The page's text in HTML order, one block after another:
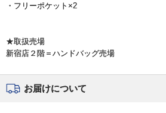
・フリーポケット×2
★取扱売場
新宿店２階＝ハンドバッグ売場
お届けについて